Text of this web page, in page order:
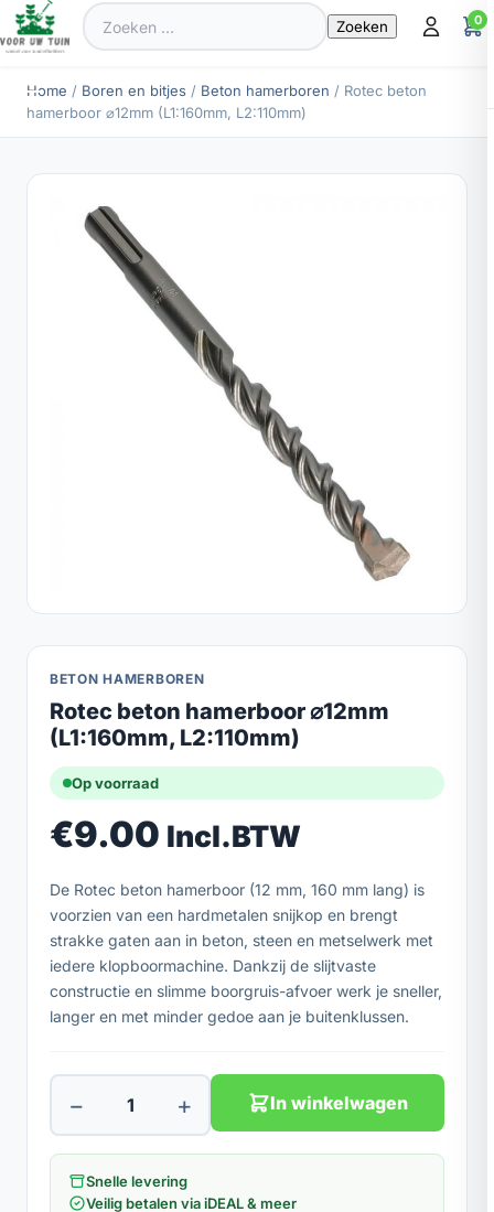
Zoeken
naar:
0
Home / Boren en bitjes / Beton hamerboren / Rotec beton
hamerboor ⌀12mm (L1:160mm, L2:110mm)
BETON HAMERBOREN
Rotec beton hamerboor ⌀12mm
(L1:160mm, L2:110mm)
Op voorraad
€9.00 Incl.BTW
De Rotec beton hamerboor (12 mm, 160 mm lang) is
voorzien van een hardmetalen snijkop en brengt
strakke gaten aan in beton, steen en metselwerk met
iedere klopboormachine. Dankzij de slijtvaste
constructie en slimme boorgruis-afvoer werk je sneller,
langer en met minder gedoe aan je buitenklussen.
− + In winkelwagen
Snelle levering
Veilig betalen via iDEAL & meer